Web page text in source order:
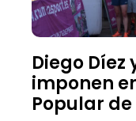
Diego
imponen
Popular